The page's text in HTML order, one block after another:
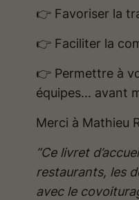
👉 Favoriser la
👉 Faciliter la
👉 Permettre à
équipes... avant
Merci à Mathieu
“Ce livret
restaurants, les
avec le